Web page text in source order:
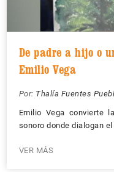
De padre a hijo o
Emilio Vega
Por: Thalía Fuentes
Emilio Vega convierte
sonoro donde dialogan
VER MÁS